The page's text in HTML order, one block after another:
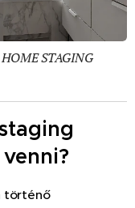
HOME STAGING
történő